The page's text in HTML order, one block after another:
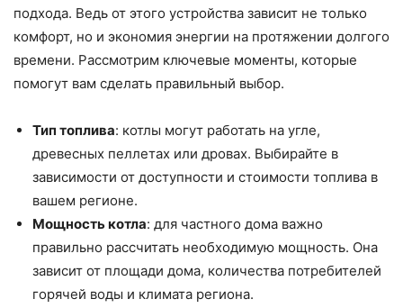
подхода. Ведь от этого устройства зависит не только
комфорт, но и экономия энергии на протяжении долгого
времени. Рассмотрим ключевые моменты, которые
помогут вам сделать правильный выбор.
Тип топлива: котлы могут работать на угле,
древесных пеллетах или дровах. Выбирайте в
зависимости от доступности и стоимости топлива в
вашем регионе.
Мощность котла: для частного дома важно
правильно рассчитать необходимую мощность. Она
зависит от площади дома, количества потребителей
горячей воды и климата региона.